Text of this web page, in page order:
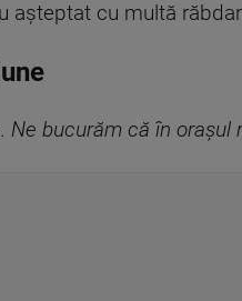
așteptat cu multă
bucurăm că în orașul